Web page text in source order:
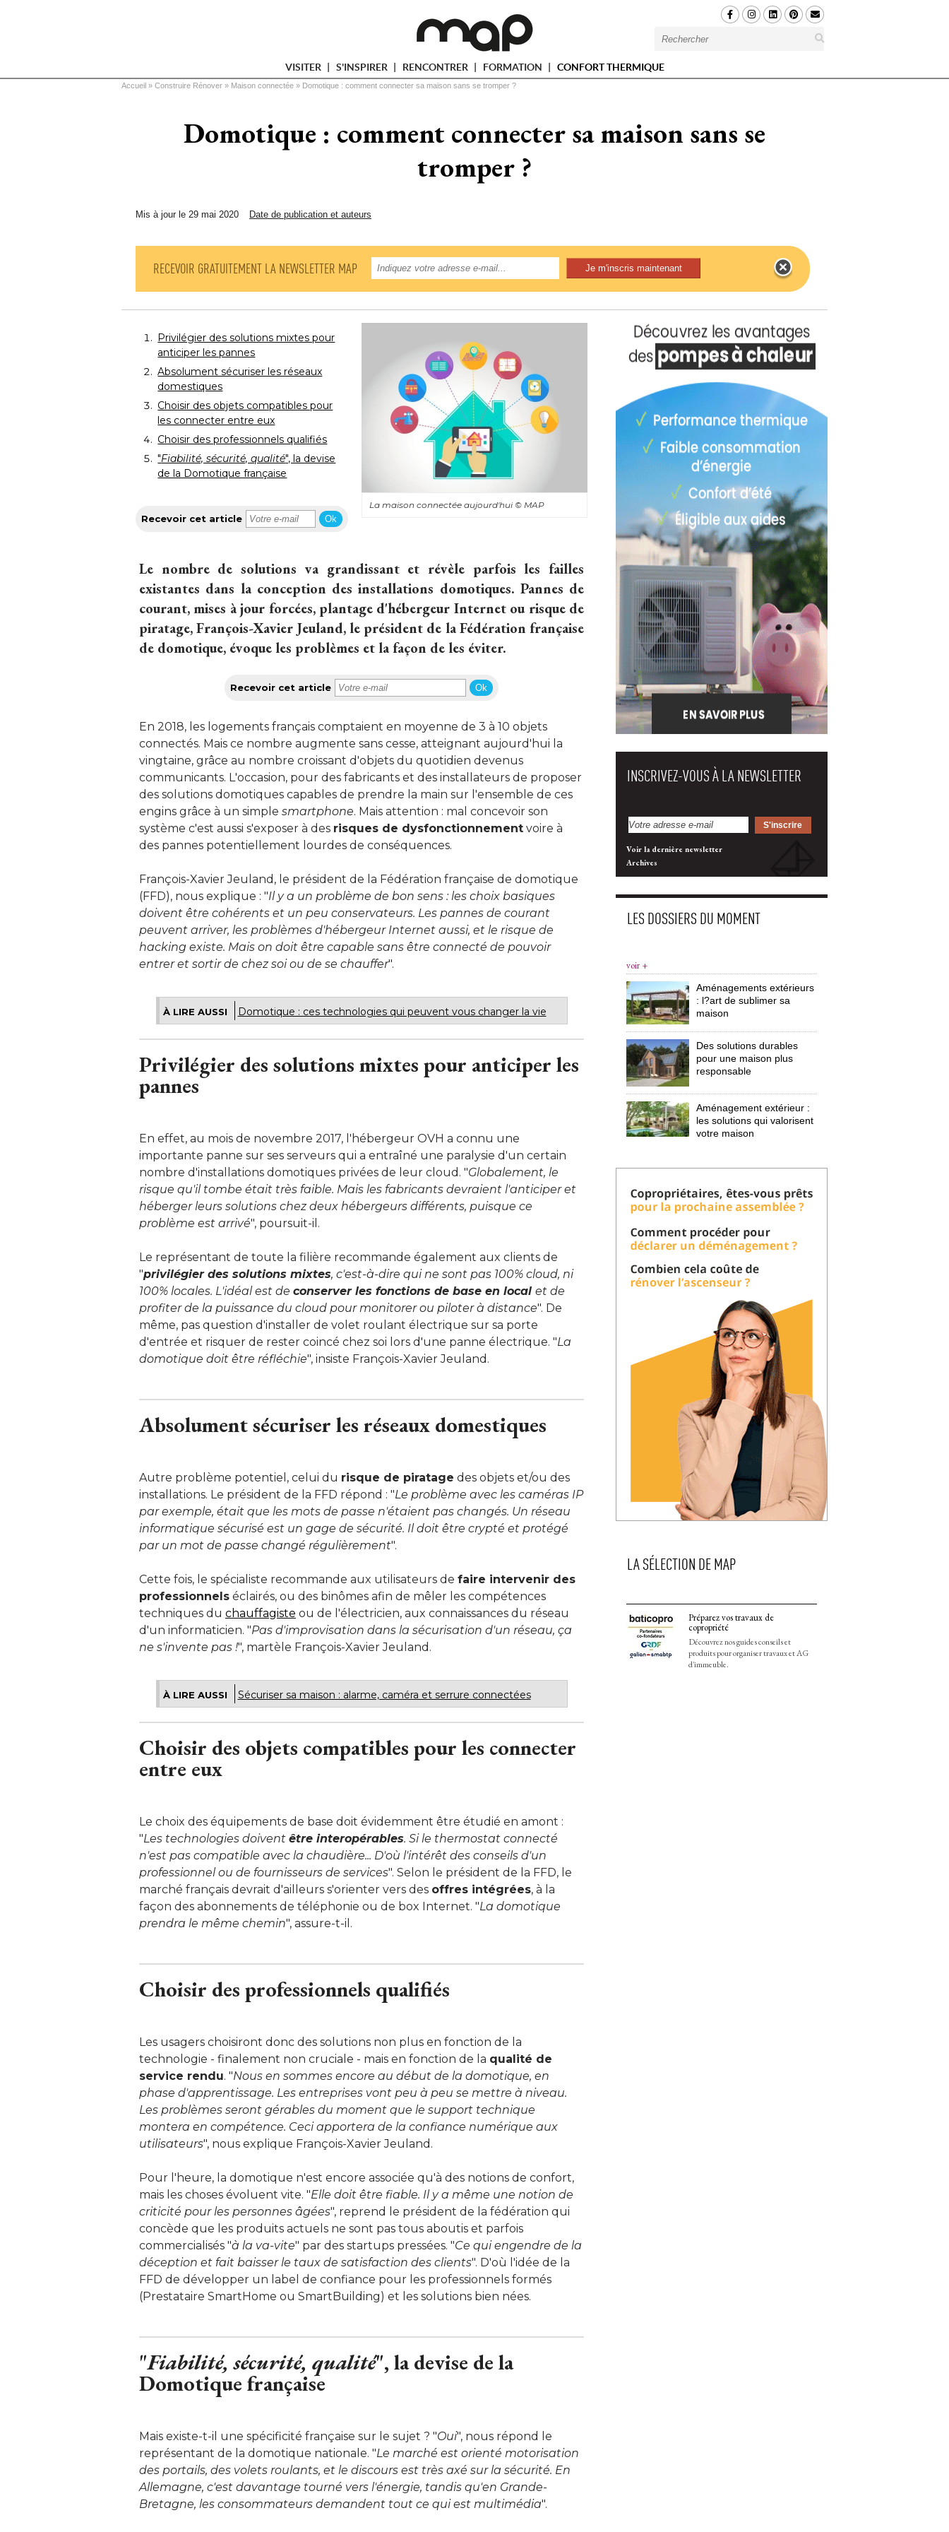
VISITER S'INSPIRER RENCONTRER FORMATION CONFORT THERMIQUE
Vous êtes ici
Accueil » Construire Rénover » Maison connectée » Domotique : comment connecter sa maison sans se tromper ?
Domotique : comment connecter sa maison sans se
tromper ?
Mis à jour le 29 mai 2020 Date de publication et auteurs
RECEVOIR GRATUITEMENT LA NEWSLETTER MAP
La maison connectée aujourd'hui © MAP
Privilégier des solutions mixtes pour
anticiper les pannes
Absolument sécuriser les réseaux
domestiques
Choisir des objets compatibles pour
les connecter entre eux
Choisir des professionnels qualifiés
"Fiabilité, sécurité, qualité", la devise
de la Domotique française
Recevoir cet article Ok
Le nombre de solutions va grandissant et révèle parfois les failles
existantes dans la conception des installations domotiques. Pannes de
courant, mises à jour forcées, plantage d'hébergeur Internet ou risque de
piratage, François-Xavier Jeuland, le président de la Fédération française
de domotique, évoque les problèmes et la façon de les éviter.
Recevoir cet article Ok
En 2018, les logements français comptaient en moyenne de 3 à 10 objets
connectés. Mais ce nombre augmente sans cesse, atteignant aujourd'hui la
vingtaine, grâce au nombre croissant d'objets du quotidien devenus
communicants. L'occasion, pour des fabricants et des installateurs de proposer
des solutions domotiques capables de prendre la main sur l'ensemble de ces
engins grâce à un simple smartphone. Mais attention : mal concevoir son
système c'est aussi s'exposer à des risques de dysfonctionnement voire à
des pannes potentiellement lourdes de conséquences.
François-Xavier Jeuland, le président de la Fédération française de domotique
(FFD), nous explique : "Il y a un problème de bon sens : les choix basiques
doivent être cohérents et un peu conservateurs. Les pannes de courant
peuvent arriver, les problèmes d'hébergeur Internet aussi, et le risque de
hacking existe. Mais on doit être capable sans être connecté de pouvoir
entrer et sortir de chez soi ou de se chauffer".
À LIRE AUSSI Domotique : ces technologies qui peuvent vous changer la vie
Privilégier des solutions mixtes pour anticiper les
pannes
En effet, au mois de novembre 2017, l'hébergeur OVH a connu une
importante panne sur ses serveurs qui a entraîné une paralysie d'un certain
nombre d'installations domotiques privées de leur cloud. "Globalement, le
risque qu'il tombe était très faible. Mais les fabricants devraient l'anticiper et
héberger leurs solutions chez deux hébergeurs différents, puisque ce
problème est arrivé", poursuit-il.
Le représentant de toute la filière recommande également aux clients de
"privilégier des solutions mixtes, c'est-à-dire qui ne sont pas 100% cloud, ni
100% locales. L'idéal est de conserver les fonctions de base en local et de
profiter de la puissance du cloud pour monitorer ou piloter à distance". De
même, pas question d'installer de volet roulant électrique sur sa porte
d'entrée et risquer de rester coincé chez soi lors d'une panne électrique. "La
domotique doit être réfléchie", insiste François-Xavier Jeuland.
Absolument sécuriser les réseaux domestiques
Autre problème potentiel, celui du risque de piratage des objets et/ou des
installations. Le président de la FFD répond : "Le problème avec les caméras IP
par exemple, était que les mots de passe n'étaient pas changés. Un réseau
informatique sécurisé est un gage de sécurité. Il doit être crypté et protégé
par un mot de passe changé régulièrement".
Cette fois, le spécialiste recommande aux utilisateurs de faire intervenir des
professionnels éclairés, ou des binômes afin de mêler les compétences
techniques du chauffagiste ou de l'électricien, aux connaissances du réseau
d'un informaticien. "Pas d'improvisation dans la sécurisation d'un réseau, ça
ne s'invente pas !", martèle François-Xavier Jeuland.
À LIRE AUSSI Sécuriser sa maison : alarme, caméra et serrure connectées
Choisir des objets compatibles pour les connecter
entre eux
Le choix des équipements de base doit évidemment être étudié en amont :
"Les technologies doivent être interopérables. Si le thermostat connecté
n'est pas compatible avec la chaudière... D'où l'intérêt des conseils d'un
professionnel ou de fournisseurs de services". Selon le président de la FFD, le
marché français devrait d'ailleurs s'orienter vers des offres intégrées, à la
façon des abonnements de téléphonie ou de box Internet. "La domotique
prendra le même chemin", assure-t-il.
Choisir des professionnels qualifiés
Les usagers choisiront donc des solutions non plus en fonction de la
technologie - finalement non cruciale - mais en fonction de la qualité de
service rendu. "Nous en sommes encore au début de la domotique, en
phase d'apprentissage. Les entreprises vont peu à peu se mettre à niveau.
Les problèmes seront gérables du moment que le support technique
montera en compétence. Ceci apportera de la confiance numérique aux
utilisateurs", nous explique François-Xavier Jeuland.
Pour l'heure, la domotique n'est encore associée qu'à des notions de confort,
mais les choses évoluent vite. "Elle doit être fiable. Il y a même une notion de
criticité pour les personnes âgées", reprend le président de la fédération qui
concède que les produits actuels ne sont pas tous aboutis et parfois
commercialisés "à la va-vite" par des startups pressées. "Ce qui engendre de la
déception et fait baisser le taux de satisfaction des clients". D'où l'idée de la
FFD de développer un label de confiance pour les professionnels formés
(Prestataire SmartHome ou SmartBuilding) et les solutions bien nées.
"Fiabilité, sécurité, qualité", la devise de la
Domotique française
Mais existe-t-il une spécificité française sur le sujet ? "Oui", nous répond le
représentant de la domotique nationale. "Le marché est orienté motorisation
des portails, des volets roulants, et le discours est très axé sur la sécurité. En
Allemagne, c'est davantage tourné vers l'énergie, tandis qu'en Grande-
Bretagne, les consommateurs demandent tout ce qui est multimédia".
INSCRIVEZ-VOUS À LA NEWSLETTER
Voir la dernière newsletter
Archives
LES DOSSIERS DU MOMENT
voir +
Aménagements extérieurs
: l?art de sublimer sa
maison
Des solutions durables
pour une maison plus
responsable
Aménagement extérieur :
les solutions qui valorisent
votre maison
LA SÉLECTION DE MAP
Préparez vos travaux de
copropriété
Découvrez nos guides conseils et
produits pour organiser travaux et AG
d'immeuble.